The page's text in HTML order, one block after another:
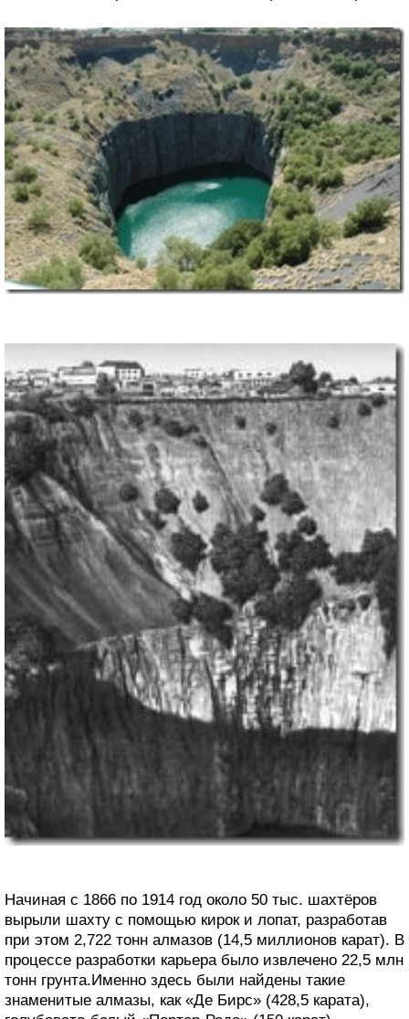
Начиная с 1866 по 1914 год около 50 тыс. шахтёров
вырыли шахту с помощью кирок и лопат, разработав
при этом 2,722 тонн алмазов (14,5 миллионов карат). В
процессе разработки карьера было извлечено 22,5 млн
тонн грунта.Именно здесь были найдены такие
знаменитые алмазы, как «Де Бирс» (428,5 карата),